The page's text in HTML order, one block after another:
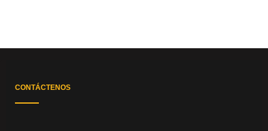
CONTÁCTENOS